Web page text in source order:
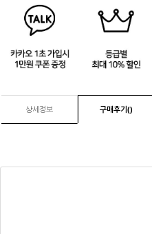
상세정보 구매후기()